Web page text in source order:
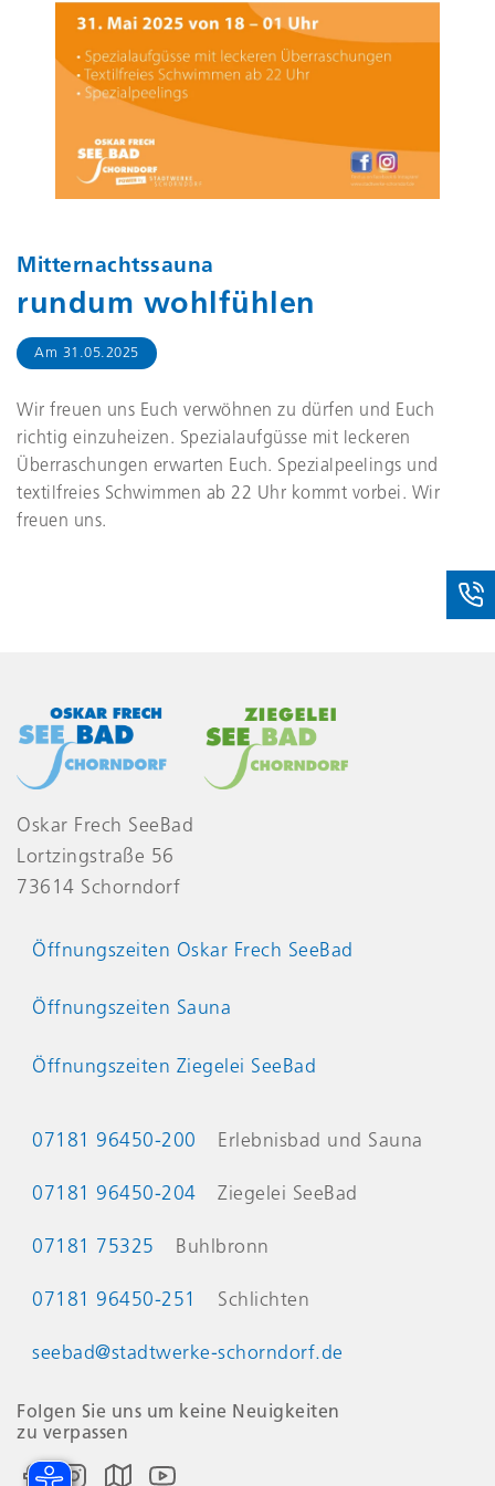
Mitternachtssauna
rundum wohlfühlen
Am 31.05.2025
Wir freuen uns Euch verwöhnen zu dürfen und Euch
richtig einzuheizen. Spezialaufgüsse mit leckeren
Überraschungen erwarten Euch. Spezialpeelings und
textilfreies Schwimmen ab 22 Uhr kommt vorbei. Wir
freuen uns.
Oskar Frech SeeBad
Lortzingstraße 56
73614 Schorndorf
Öffnungszeiten Oskar Frech SeeBad
Öffnungszeiten Sauna
Öffnungszeiten Ziegelei SeeBad
Kontaktinformationen
07181 96450-200 Erlebnisbad und Sauna
07181 96450-204 Ziegelei SeeBad
07181 75325 Buhlbronn
07181 96450-251 Schlichten
seebad@stadtwerke-schorndorf.de
Folgen Sie uns um keine Neuigkeiten
zu verpassen